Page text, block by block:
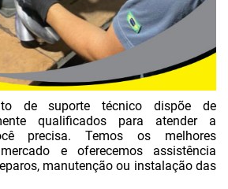
PNEUMATIC
de suporte técnico dispõe de
qualificados para atender a
precisa. Temos os melhores
e oferecemos assistência
manutenção ou instalação das